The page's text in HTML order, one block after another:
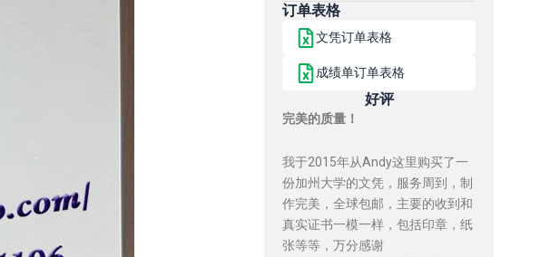
订单表格
文凭订单表格
成绩单订单表格
好评
完美的质量！
我于2015年从Andy这里购买了一
份加州大学的文凭，服务周到，制
作完美，全球包邮，主要的收到和
真实证书一模一样，包括印章，纸
张等等，万分感谢